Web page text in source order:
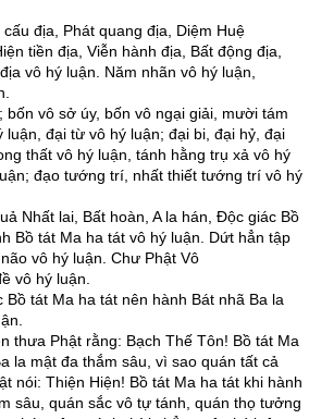
địa, Phát quang địa, Diệm Huệ
tiền địa, Viễn hành địa, Bất động địa,
vô hý luận. Năm nhãn vô hý luận,
bốn vô sở úy, bốn vô ngại giải, mười tám
luận, đại từ vô hý luận; đại bi, đại hỷ, đại
thất vô hý luận, tánh hằng trụ xả vô hý
đạo tướng trí, nhất thiết tướng trí vô hý
Nhất lai, Bất hoàn, A la hán, Độc giác Bồ
Bồ tát Ma ha tát vô hý luận. Dứt hẳn tập
vô hý luận. Chư Phật Vô
vô hý luận.
Bồ tát Ma ha tát nên hành Bát nhã Ba la
thưa Phật rằng: Bạch Thế Tôn! Bồ tát Ma
la mật đa thắm sâu, vì sao quán tất cả
nói: Thiện Hiện! Bồ tát Ma ha tát khi hành
sâu, quán sắc vô tự tánh, quán thọ tưởng